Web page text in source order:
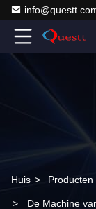
Huis > Producten
> De Machine